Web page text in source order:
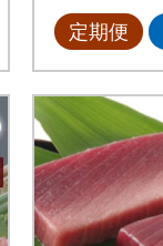
定期便